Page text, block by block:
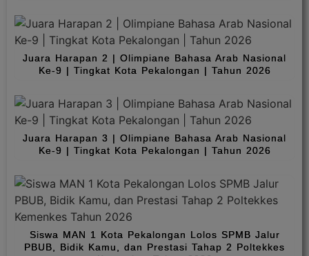
Juara Harapan 2 | Olimpiane Bahasa Arab Nasional
Ke-9 | Tingkat Kota Pekalongan | Tahun 2026
Juara Harapan 3 | Olimpiane Bahasa Arab Nasional
Ke-9 | Tingkat Kota Pekalongan | Tahun 2026
Siswa MAN 1 Kota Pekalongan Lolos SPMB Jalur
PBUB, Bidik Kamu, dan Prestasi Tahap 2 Poltekkes